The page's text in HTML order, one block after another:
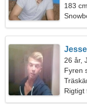
183
Jesse
26 år,
Fyren
Rigtigt